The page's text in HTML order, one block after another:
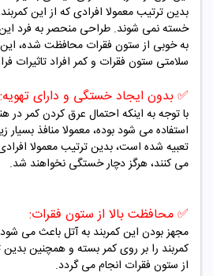
بدین ترتیب معمولا افرادی که از این
خسته نمی شوند. طراحی منحصر به فرد
به خوبی از ستون فقرات محافظت شده،
سلامتی ستون فقرات و کمر افراد تاثیرات
✅بدون ایجاد خستگی و دارای تهویه:
با توجه به اینکه احتمال عرق کردن کمر در
استفاده می شود بوده، معمولا منافذ بسیار
تعبیه شده است، بدین ترتیب معمولا
می کنند، هرگز دچار خستگی نخواهند شد.
✅محافظت بالا از ستون فقرات:
مجهز بودن این کمربند به آتل باعث می
کمربند را بر روی کمر بسته و همچنین
از ستون فقرات انجام می گردد.